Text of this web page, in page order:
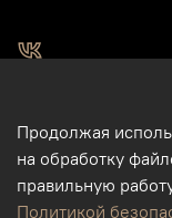
Магазин подарков и
сувениры. Подарки
Тюмени. Бизнес-
Продолжая
на обработку
правильную
Политикой